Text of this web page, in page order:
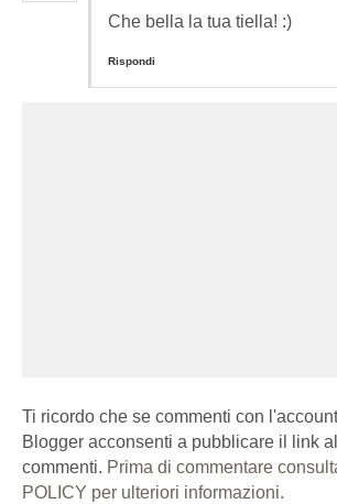
Che bella la tua tiella! :)
Rispondi
Ti ricordo che se commenti con
Blogger acconsenti a pubblicare il link
commenti. Prima di commentare
POLICY per ulteriori informazioni.